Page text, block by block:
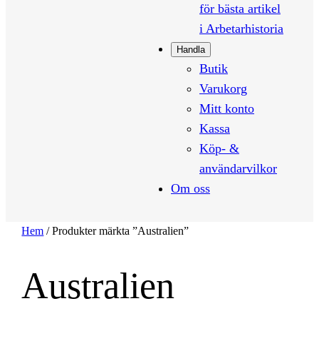
för bästa artikel
i Arbetarhistoria
Handla
Butik
Varukorg
Mitt konto
Kassa
Köp- &
användarvilkor
Om oss
Hem / Produkter märkta ”Australien”
Australien